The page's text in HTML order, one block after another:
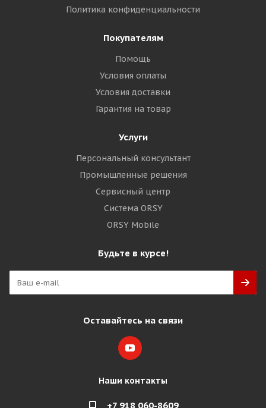
Политика конфиденциальности
Покупателям
Помощь
Условия оплаты
Условия доставки
Гарантия на товар
Услуги
Персональный консультант
Промышленные решения
Сервисный центр
Система ORSY
ORSY Mobile
Будьте в курсе!
Оставайтесь на связи
Наши контакты
+7 918 060-8609